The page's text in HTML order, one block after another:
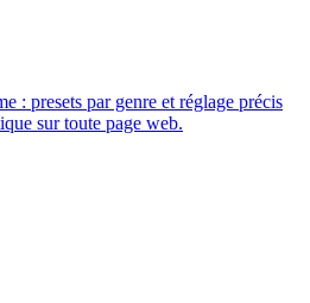
: presets par genre et réglage précis
sur toute page web.